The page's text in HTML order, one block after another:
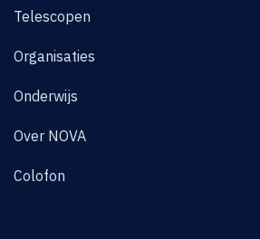
Telescopen
Organisaties
Onderwijs
Over NOVA
Colofon